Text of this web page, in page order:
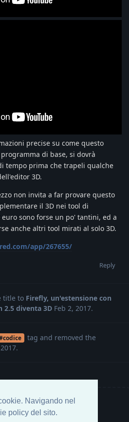
Navigando nel
policy del sito.
precise su come questo
di base, si dovrà
tempo prima che trapeli qualche
3D.
non invita a far provare questo
il 3D nei tool di
sono forse un po' tantini, ed a
anche altri tool mirati al solo 3D.
app/267655/
Reply
title to Firefly, un'estensione con
2.5 diventa 3D Feb 2, 2017.
tag and removed the
.